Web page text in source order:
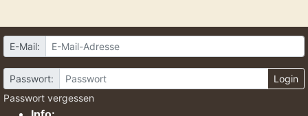
E-Mail:
Passwort:
Login
Passwort vergessen